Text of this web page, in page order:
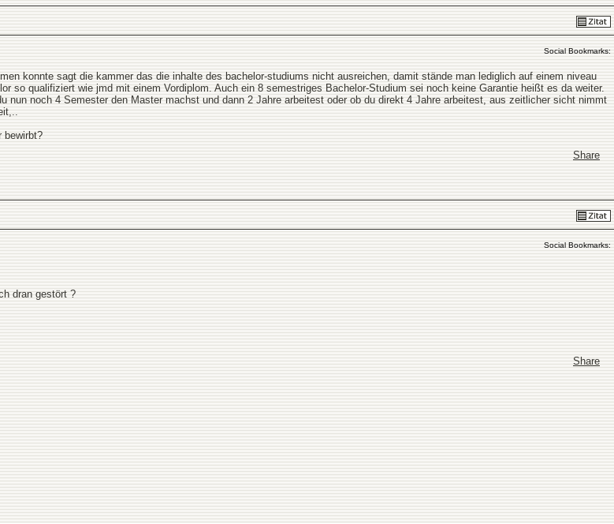
Social Bookmarks:
konnte sagt die kammer das die inhalte des bachelor-studiums nicht ausreichen, damit stände man lediglich auf einem niveau
so qualifiziert wie jmd mit einem Vordiplom. Auch ein 8 semestriges Bachelor-Studium sei noch keine Garantie heißt es da weiter.
nun noch 4 Semester den Master machst und dann 2 Jahre arbeitest oder ob du direkt 4 Jahre arbeitest, aus zeitlicher sicht nimmt
bewirbt?
Share
Social Bookmarks:
dran gestört ?
Share